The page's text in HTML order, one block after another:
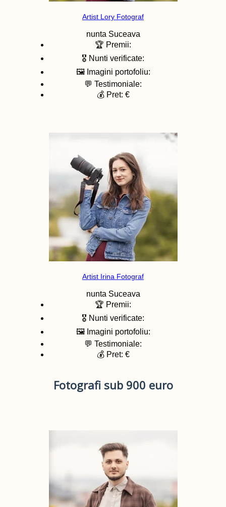
Artist Lory Fotograf
nunta Suceava
🏆 Premii:
🎖️ Nunti verificate:
🖼️ Imagini portofoliu:
💬 Testimoniale:
💰 Pret: €
Artist Irina Fotograf
nunta Suceava
🏆 Premii:
🎖️ Nunti verificate:
🖼️ Imagini portofoliu:
💬 Testimoniale:
💰 Pret: €
Fotografi sub 900 euro